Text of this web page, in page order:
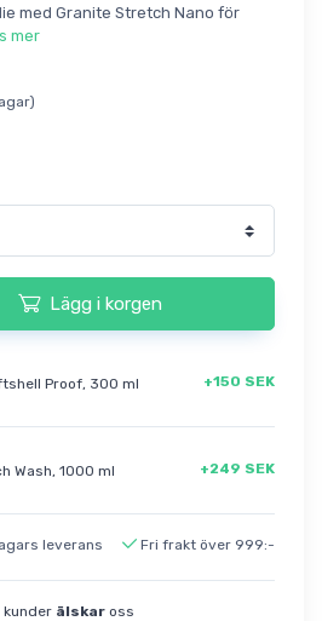
med Granite Stretch Nano för
mer
Lägg i korgen
Proof, 300 ml +150 SEK
Wash, 1000 ml +249 SEK
leverans Fri frakt över 999:-
kunder älskaross